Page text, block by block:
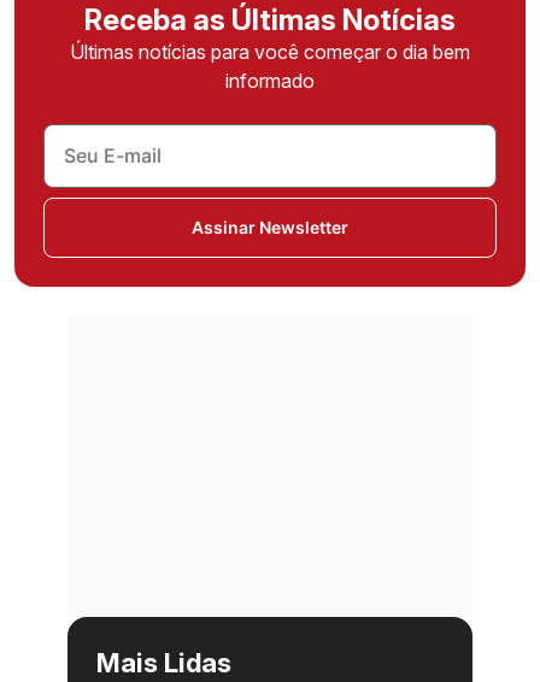
Receba as Últimas Notícias
Últimas notícias para você começar o dia bem
informado
Assinar Newsletter
Mais Lidas